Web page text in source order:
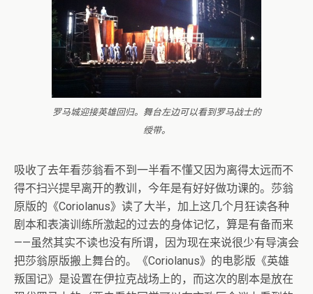
罗马城迎接英雄回归。舞台左边可以看到罗马战士的
绶带。
吸收了去年看莎翁看不到一半看不懂又因为离得太远而不
得不扫兴提早离开的教训，今年是有好好做功课的。莎翁
原版的《Coriolanus》读了大半，加上这几个月狂读各种
剧本和表演训练所激起的过去的身体记忆，算是有备而来
——虽然其实不读也没有所谓，因为现在来说很少有导演会
把莎翁原版搬上舞台的。《Coriolanus》的电影版《英雄
叛国记》是设置在伊拉克战场上的，而这次的剧本是放在